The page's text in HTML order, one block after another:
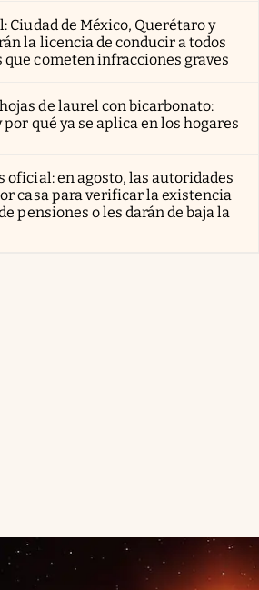
Ciudad de México, Querétaro y
la licencia de conducir a todos
que cometen infracciones graves
de laurel con bicarbonato:
por qué ya se aplica en los hogares
oficial: en agosto, las autoridades
casa para verificar la existencia
pensiones o les darán de baja la